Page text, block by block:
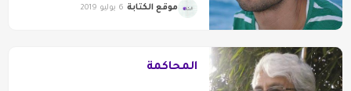
موقع الكتابة 6 يوليو 2019
المحاكمة